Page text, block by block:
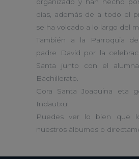
organizado y han hecho
días, además de a todo el
se ha volcado a lo largo del
También a la Parroquia
padre David por la
Santa junto con el
Bachillerato.
Gora Santa Joaquina eta
Indautxu!
Puedes ver lo bien que
nuestros álbumes o